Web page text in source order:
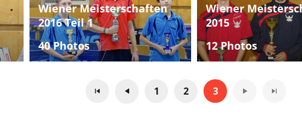
Wiener Meisterschaften
2016 Teil 1
40 Photos
Wiener
2015
12 Photos
1 2 3